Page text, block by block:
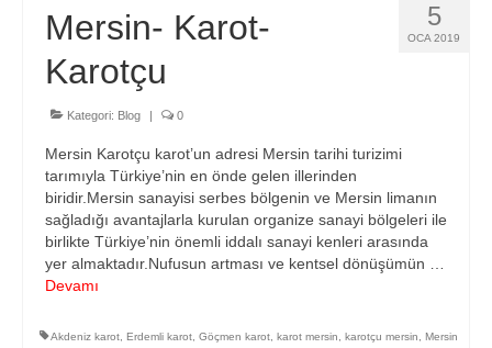
5
OCA 2019
Mersin- Karot-
Karotçu
Kategori: Blog | 0
Mersin Karotçu karot’un adresi Mersin tarihi turizimi
tarımıyla Türkiye’nin en önde gelen illerinden
biridir.Mersin sanayisi serbes bölgenin ve Mersin limanın
sağladığı avantajlarla kurulan organize sanayi bölgeleri ile
birlikte Türkiye’nin önemli iddalı sanayi kenleri arasında
yer almaktadır.Nufusun artması ve kentsel dönüşümün …
Devamı
Akdeniz karot Erdemli karot Göçmen karot karot mersin karotçu mersin
Mersin